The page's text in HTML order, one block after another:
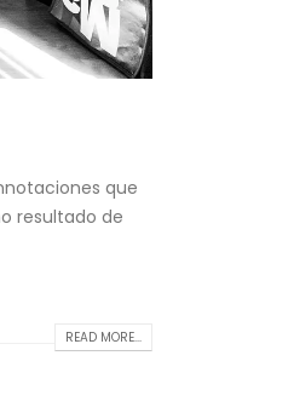
que
resultado de
READ MORE...